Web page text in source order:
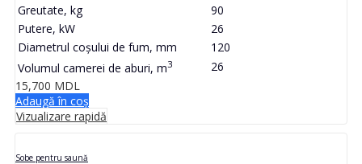
Greutate, kg
90
Putere, kW
26
Diametrul coșului de fum, mm
120
Volumul camerei de aburi, m3
26
15,700 MDL
Adaugă în coș
Vizualizare rapidă
Sobe pentru saună